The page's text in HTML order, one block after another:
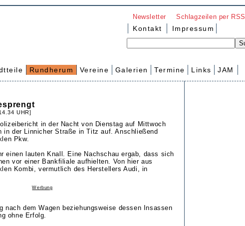
Newsletter Schlagzeilen per RSS
Kontakt Impressum
Rundherum Vereine Galerien Termine Links JAM
UHR]
in der Nacht von Dienstag auf Mittwoch
in der Linnicher Straße in Titz auf. Anschließend
Pkw.
einen lauten Knall. Eine Nachschau ergab, dass sich
vor einer Bankfiliale aufhielten. Von hier aus
Kombi, vermutlich des Herstellers Audi, in
Werbung
nach dem Wagen beziehungsweise dessen Insassen
ohne Erfolg.